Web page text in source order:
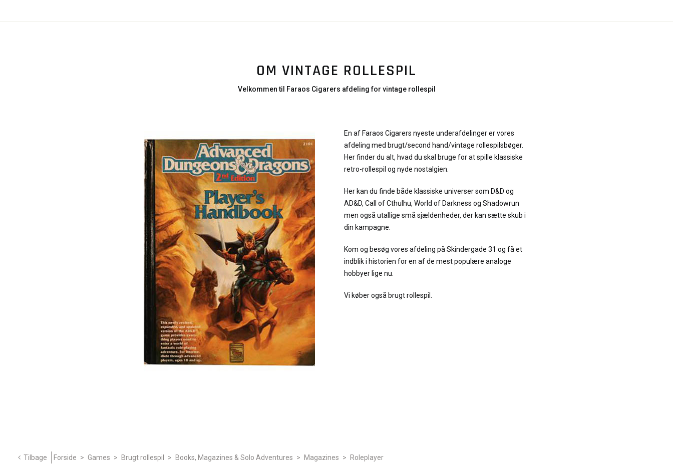
OM VINTAGE ROLLESPIL
Velkommen til Faraos Cigarers afdeling for vintage rollespil
En af Faraos Cigarers nyeste underafdelinger er vores
afdeling med brugt/second hand/vintage rollespilsbøger.
Her finder du alt, hvad du skal bruge for at spille klassiske
retro-rollespil og nyde nostalgien.
Her kan du finde både klassiske universer som D&D og
AD&D, Call of Cthulhu, World of Darkness og Shadowrun
men også utallige små sjældenheder, der kan sætte skub i
din kampagne.
Kom og besøg vores afdeling på Skindergade 31 og få et
indblik i historien for en af de mest populære analoge
hobbyer lige nu.
Vi køber også brugt rollespil.
Tilbage Forside > Games > Brugt rollespil > Books, Magazines & Solo Adventures > Magazines > Roleplayer